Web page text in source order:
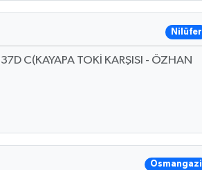
Nilüfer
C(KAYAPA TOKİ KARŞISI - ÖZHAN
Osmangazi